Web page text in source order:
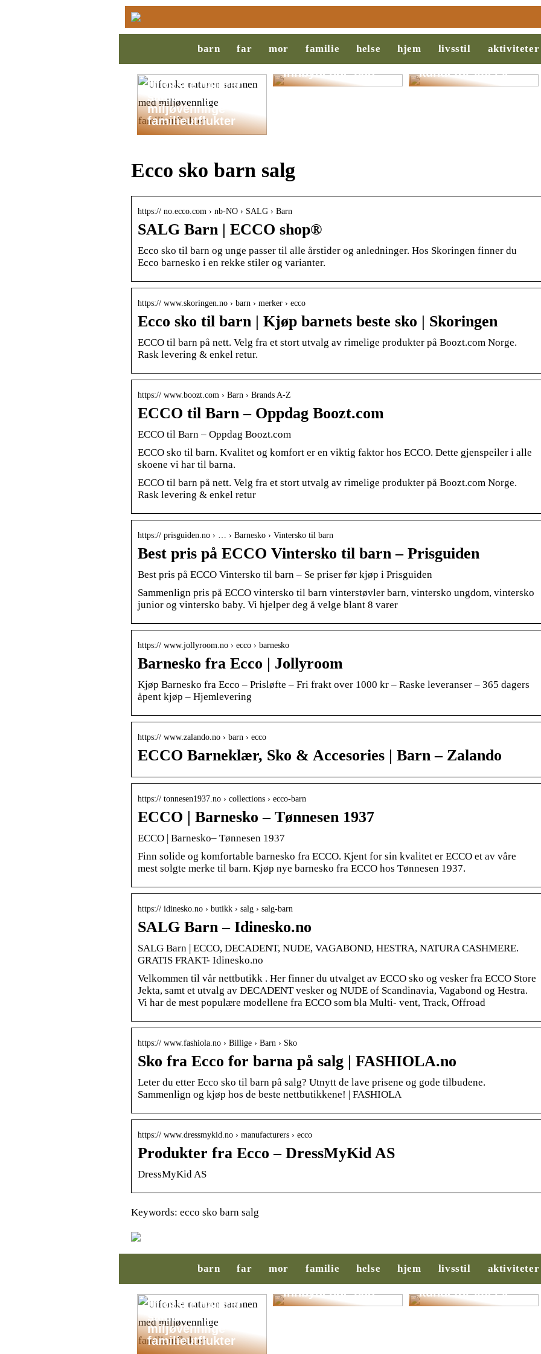
barn far mor familie helse hjem livsstil aktiviteter
Utforske naturen
sammen med
miljøvennlige
familieutflukter
Slik legger du til
rette for et
innbydende bad
Behovsanalyse:
Nøkkelen til
kundeforståelse
Ecco sko barn salg
https:// no.ecco.com › nb-NO › SALG › Barn
SALG Barn | ECCO shop®
Ecco sko til barn og unge passer til alle årstider og anledninger. Hos Skoringen finner du
Ecco barnesko i en rekke stiler og varianter.
https:// www.skoringen.no › barn › merker › ecco
Ecco sko til barn | Kjøp barnets beste sko | Skoringen
ECCO til barn på nett. Velg fra et stort utvalg av rimelige produkter på Boozt.com Norge.
Rask levering & enkel retur.
https:// www.boozt.com › Barn › Brands A-Z
ECCO til Barn – Oppdag Boozt.com
ECCO til Barn – Oppdag Boozt.com
ECCO sko til barn. Kvalitet og komfort er en viktig faktor hos ECCO. Dette gjenspeiler i alle
skoene vi har til barna.
ECCO til barn på nett. Velg fra et stort utvalg av rimelige produkter på Boozt.com Norge.
Rask levering & enkel retur
https:// prisguiden.no › … › Barnesko › Vintersko til barn
Best pris på ECCO Vintersko til barn – Prisguiden
Best pris på ECCO Vintersko til barn – Se priser før kjøp i Prisguiden
Sammenlign pris på ECCO vintersko til barn vinterstøvler barn, vintersko ungdom, vintersko
junior og vintersko baby. Vi hjelper deg å velge blant 8 varer
https:// www.jollyroom.no › ecco › barnesko
Barnesko fra Ecco | Jollyroom
Kjøp Barnesko fra Ecco – Prisløfte – Fri frakt over 1000 kr – Raske leveranser – 365 dagers
åpent kjøp – Hjemlevering
https:// www.zalando.no › barn › ecco
ECCO Barneklær, Sko & Accesories | Barn – Zalando
https:// tonnesen1937.no › collections › ecco-barn
ECCO | Barnesko – Tønnesen 1937
ECCO | Barnesko– Tønnesen 1937
Finn solide og komfortable barnesko fra ECCO. Kjent for sin kvalitet er ECCO et av våre
mest solgte merke til barn. Kjøp nye barnesko fra ECCO hos Tønnesen 1937.
https:// idinesko.no › butikk › salg › salg-barn
SALG Barn – Idinesko.no
SALG Barn | ECCO, DECADENT, NUDE, VAGABOND, HESTRA, NATURA CASHMERE.
GRATIS FRAKT- Idinesko.no
Velkommen til vår nettbutikk . Her finner du utvalget av ECCO sko og vesker fra ECCO Store
Jekta, samt et utvalg av DECADENT vesker og NUDE of Scandinavia, Vagabond og Hestra.
Vi har de mest populære modellene fra ECCO som bla Multi- vent, Track, Offroad
https:// www.fashiola.no › Billige › Barn › Sko
Sko fra Ecco for barna på salg | FASHIOLA.no
Leter du etter Ecco sko til barn på salg? Utnytt de lave prisene og gode tilbudene.
Sammenlign og kjøp hos de beste nettbutikkene! | FASHIOLA
https:// www.dressmykid.no › manufacturers › ecco
Produkter fra Ecco – DressMyKid AS
DressMyKid AS
Keywords: ecco sko barn salg
barn far mor familie helse hjem livsstil aktiviteter
Utforske naturen
sammen med
miljøvennlige
familieutflukter
Slik legger du til
rette for et
innbydende bad
Behovsanalyse:
Nøkkelen til
kundeforståelse